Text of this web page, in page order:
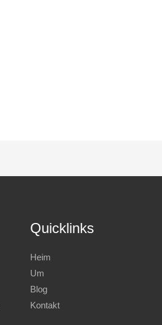
Quicklinks
Heim
Um
Blog
Kontakt